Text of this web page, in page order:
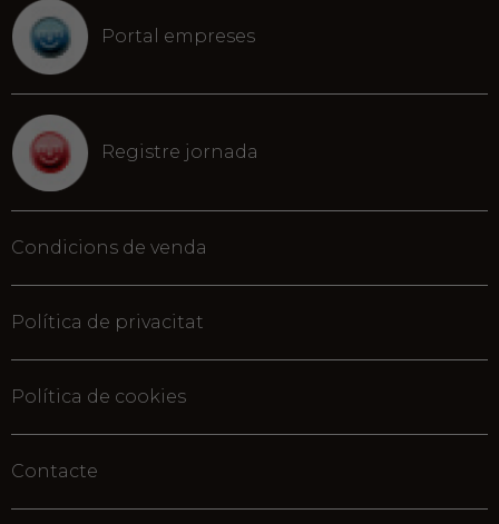
Portal empreses
Registre jornada
Condicions de venda
Política de privacitat
Política de cookies
Contacte